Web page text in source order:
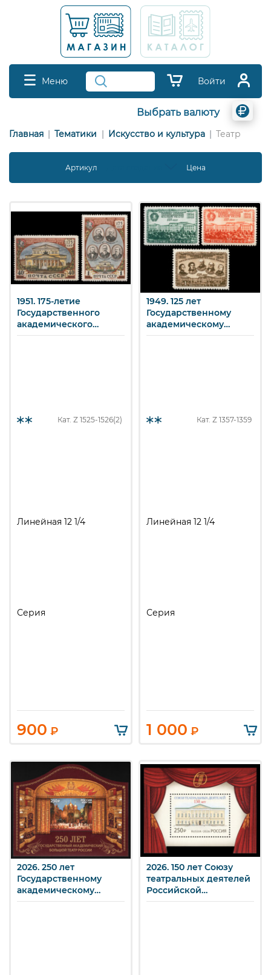
Меню Войти
Выбрать валюту
Главная Тематики Искусство и культура Театр
Артикул Цена
1951. 175-летие
Государственного
академического
Большого театра.
Кат. Z 1525-1526(2)
Линейная 12 1/4
Серия
900 ₽
1949. 125 лет
Государственному
академическому
Малому театру.
Кат. Z 1357-1359
Линейная 12 1/4
Серия
1 000 ₽
2026. 250 лет
Государственному
академическому
Большому театру
2026. 150 лет Союзу
театральных деятелей
Российской
Федерации. 250 р.